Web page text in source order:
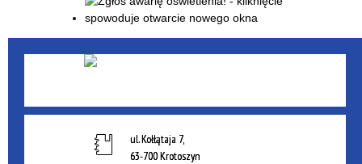
ul. Kołłątaja 7,
63-700 Krotoszyn